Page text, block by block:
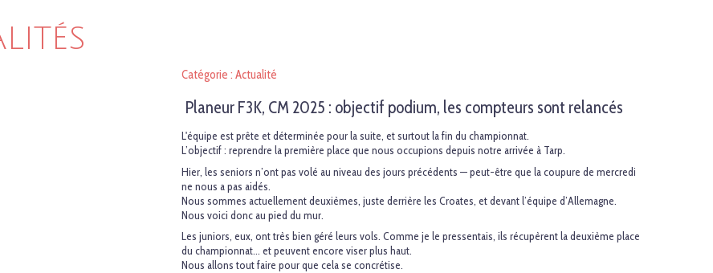
Catégorie : Actualité
Planeur F3K, CM 2025 : objectif podium, les compteurs sont relancés
L'équipe est prête et déterminée pour la suite, et surtout la fin du championnat.
L’objectif : reprendre la première place que nous occupions depuis notre arrivée à Tarp.
Hier, les seniors n’ont pas volé au niveau des jours précédents — peut-être que la coupure de mercredi
ne nous a pas aidés.
Nous sommes actuellement deuxièmes, juste derrière les Croates, et devant l’équipe d’Allemagne.
Nous voici donc au pied du mur.
Les juniors, eux, ont très bien géré leurs vols. Comme je le pressentais, ils récupèrent la deuxième place
du championnat… et peuvent encore viser plus haut.
Nous allons tout faire pour que cela se concrétise.